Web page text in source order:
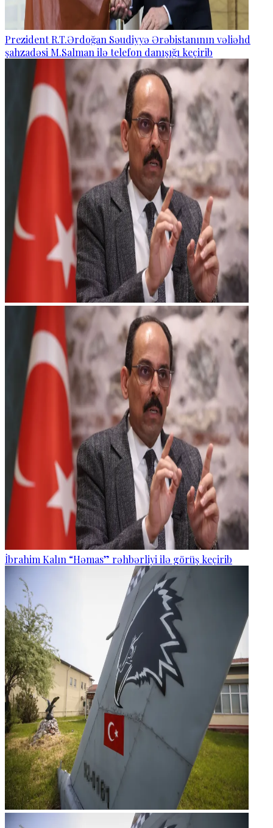
Prezident R.T.Ərdoğan Səudiyyə Ərəbistanının vəliəhd
şahzadəsi M.Salman ilə telefon danışığı keçirib
İbrahim Kalın “Həmas” rəhbərliyi ilə görüş keçirib